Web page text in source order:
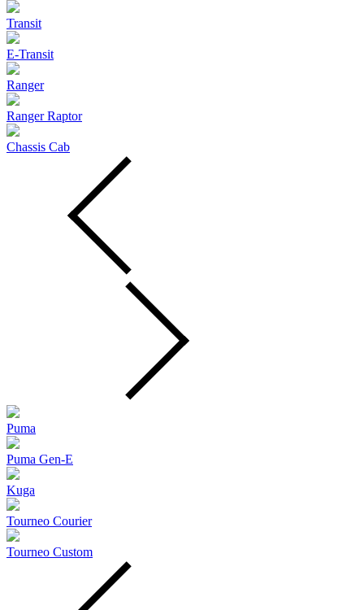
Transit
E-Transit
Ranger
Ranger Raptor
Chassis Cab
Puma
Puma Gen‑E
Kuga
Tourneo Courier
Tourneo Custom